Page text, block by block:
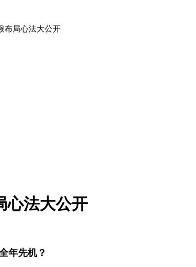
布局心法大公开
心法大公开
年先机？